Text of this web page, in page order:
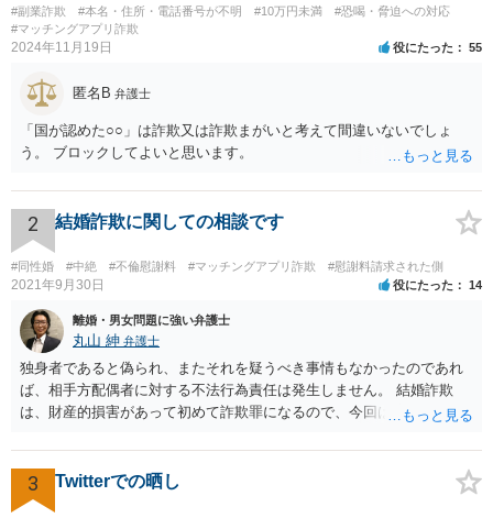
#副業詐欺 #本名・住所・電話番号が不明 #10万円未満
#恐喝・脅迫への対応
#マッチングアプリ詐欺
2024年11月19日 役にたった 55
匿名B 弁護士
「国が認めた○○」は詐欺又は詐欺まがいと考えて間違いないでしょ
う。 ブロックしてよいと思います。
2 結婚詐欺に関しての相談です
#同性婚 #中絶 #不倫慰謝料 #マッチングアプリ詐欺 #慰謝料請求された側
2021年9月30日 役にたった 14
離婚・男女問題に強い弁護士
丸山 紳 弁護士
独身者であると偽られ、またそれを疑うべき事情もなかったのであれ
ば、相手方配偶者に対する不法行為責任は発生しません。 結婚詐欺
は、財産的損害があって初めて詐欺罪になるので、今回は該当しませ
であることを知っていれば交際しなかったといえる場合に、慰謝料請
求が可能です。 LINEなどで、結婚を当然の前提にした関係だったこと
を立証できる場合は、請求は可能と考えます。
3 Twitterでの晒し